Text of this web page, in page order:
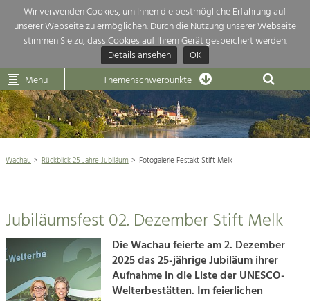
Wir verwenden Cookies, um Ihnen die bestmögliche Erfahrung auf
unserer Webseite zu ermöglichen. Durch die Nutzung unserer Webseite
stimmen Sie zu, dass Cookies auf Ihrem Gerät gespeichert werden.
Details ansehen
OK
Dunkelsteinerwald Klima
Menü Themenschwerpunkte
Aktuelles
Weltkulturerbe Wachau 
Rückblick 25 Jahre Jubiläum
Die Vermessung der Wachau
Welterbe Wachau erleben
Naturschutz
Themenübersicht
Die Regionalentwicklung in unserer Region ist sehr vielfältig. Deshalb
geben wir hier eine Übersicht über unsere Themenschwerpunkte. Für
mehr Informationen einfach das Thema anklicken und schon werden alle
Projekte in diesem Kontext angezeigt.
Natur- &
Baukultur
Siedlungswesen.
Land- & Forstwirtschaft
Bewirtschaftung und Pflege der
Wachau Rückblick 25 Jahre Jubiläum Fotogalerie Festakt Stift Melk
Jubiläumsfest 02. Dezember Stift Melk
Die Wachau feierte am 2. Dezember
2025 das 25-jährige Jubiläum ihrer
Aufnahme in die Liste der UNESCO-
Welterbestätten. Im feierlichen